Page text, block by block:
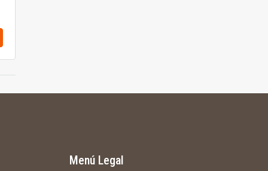
Menú Legal